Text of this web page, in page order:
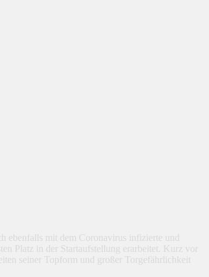
ebenfalls mit dem Coronavirus infizierte und
Platz in der Startaufstellung erarbeitet. Kurz vor
seiner Topform und großer Torgefährlichkeit